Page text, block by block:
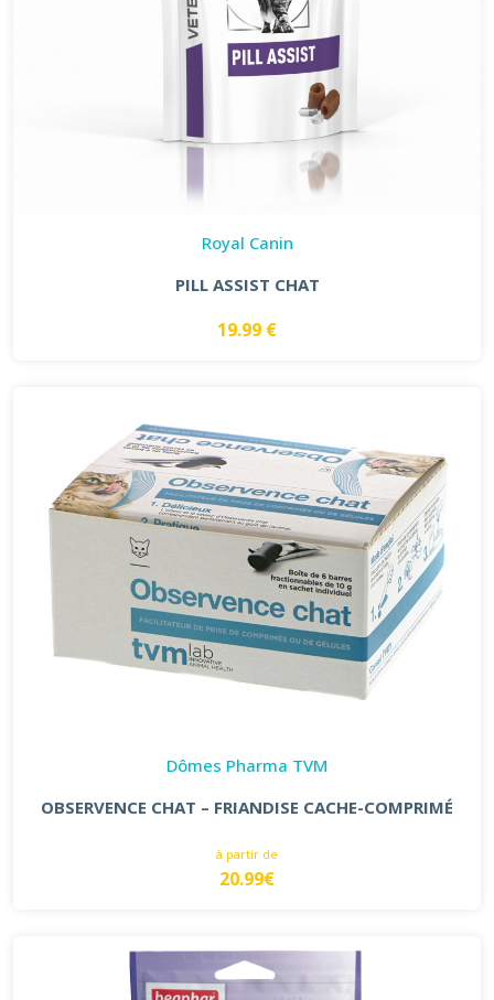
Royal Canin
PILL ASSIST CHAT
19.99 €
Dômes Pharma TVM
OBSERVENCE CHAT – FRIANDISE CACHE-COMPRIMÉ
à partir de
20.99€